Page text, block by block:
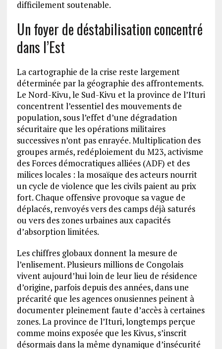
difficilement soutenable.
Un foyer de déstabilisation concentré
dans l’Est
La cartographie de la crise reste largement
déterminée par la géographie des affrontements.
Le Nord-Kivu, le Sud-Kivu et la province de l’Ituri
concentrent l’essentiel des mouvements de
population, sous l’effet d’une dégradation
sécuritaire que les opérations militaires
successives n’ont pas enrayée. Multiplication des
groupes armés, redéploiement du M23, activisme
des Forces démocratiques alliées (ADF) et des
milices locales : la mosaïque des acteurs nourrit
un cycle de violence que les civils paient au prix
fort. Chaque offensive provoque sa vague de
déplacés, renvoyés vers des camps déjà saturés
ou vers des zones urbaines aux capacités
d’absorption limitées.
Les chiffres globaux donnent la mesure de
l’enlisement. Plusieurs millions de Congolais
vivent aujourd’hui loin de leur lieu de résidence
d’origine, parfois depuis des années, dans une
précarité que les agences onusiennes peinent à
documenter pleinement faute d’accès à certaines
zones. La province de l’Ituri, longtemps perçue
comme moins exposée que les Kivus, s’inscrit
désormais dans la même dynamique d’insécurité